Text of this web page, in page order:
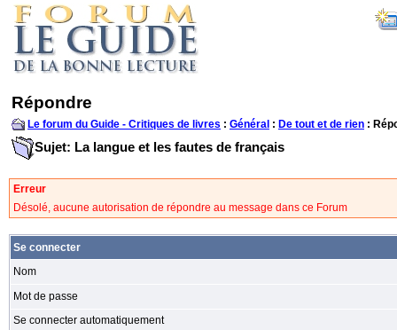
Répondre
Le forum du Guide - Critiques de livres : Général : De tout et de rien :
Sujet: La langue et les fautes de français
Erreur
Désolé, aucune autorisation de répondre au message dans ce Forum
Se connecter
Nom
Mot de passe
Se connecter automatiquement